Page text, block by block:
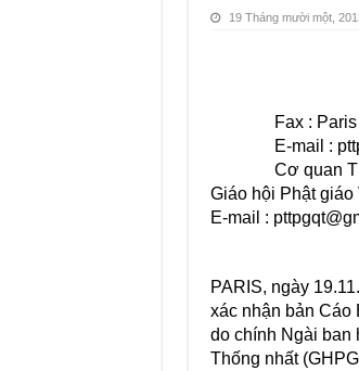
19 Tháng mười một,
Fax :
E-mail :
Cơ quan
Giáo hội Phật giáo
E-mail :
PARIS, ngày
xác nhận bản Cáo
do chính Ngài
Thống nhất